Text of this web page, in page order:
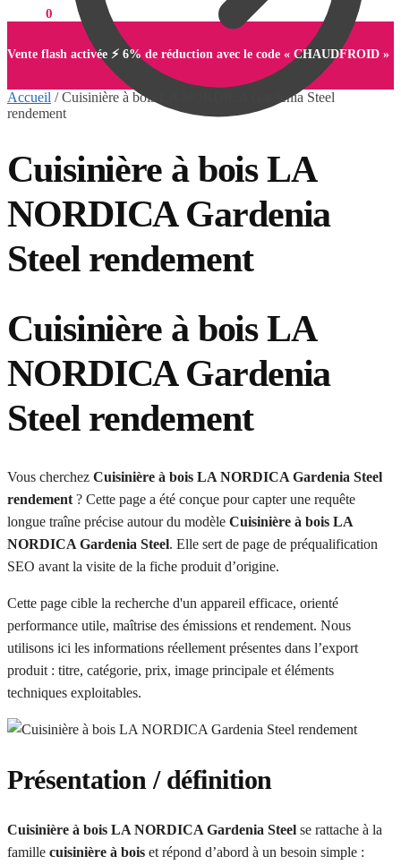
0,00 0
0
Vente flash activée ⚡ 6% de réduction avec le code « CHAUDFROID »
Accueil /Cuisinière à bois LA NORDICA Gardenia Steel
rendement
Cuisinière à bois LA
NORDICA Gardenia
Steel rendement
Cuisinière à bois LA
NORDICA Gardenia
Steel rendement
Vous cherchez Cuisinière à bois LA NORDICA Gardenia Steel
rendement ? Cette page a été conçue pour capter une requête
longue traîne précise autour du modèle Cuisinière à bois LA
NORDICA Gardenia Steel. Elle sert de page de préqualification
SEO avant la visite de la fiche produit d’origine.
Cette page cible la recherche d'un appareil efficace, orienté
performance utile, maîtrise des émissions et rendement. Nous
utilisons ici les informations réellement présentes dans l’export
produit : titre, catégorie, prix, image principale et éléments
techniques exploitables.
Présentation / définition
Cuisinière à bois LA NORDICA Gardenia Steel se rattache à la
famille cuisinière à bois et répond d’abord à un besoin simple :